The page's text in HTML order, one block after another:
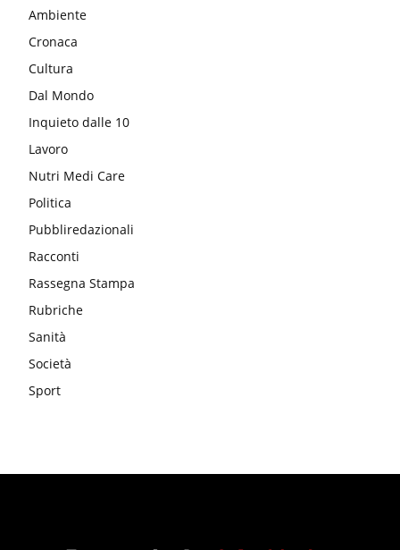
Ambiente
Cronaca
Cultura
Dal Mondo
Inquieto dalle 10
Lavoro
Nutri Medi Care
Politica
Pubbliredazionali
Racconti
Rassegna Stampa
Rubriche
Sanità
Società
Sport